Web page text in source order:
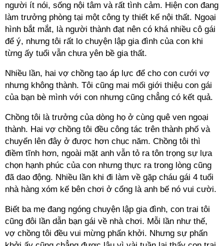
người ít nói, sống nội tâm và rất tình cảm. Hiện con đang
làm trưởng phòng tại một công ty thiết kế nội thất. Ngoại
hình bắt mắt, là người thành đạt nên có khá nhiều cô gái
để ý, nhưng tôi rất lo chuyện lập gia đình của con khi
từng ấy tuổi vẫn chưa yên bề gia thất.
Nhiều lần, hai vợ chồng tạo áp lực để cho con cưới vợ
nhưng không thành. Tôi cũng mai mối giới thiệu con gái
của bạn bè mình với con nhưng cũng chẳng có kết quả.
Chồng tôi là trưởng của dòng họ ở cùng quê ven ngoại
thành. Hai vợ chồng tôi đều công tác trên thành phố và
chuyển lên đây ở được hơn chục năm. Chồng tôi thì
điềm tĩnh hơn, ngoài mặt anh vẫn tỏ ra tôn trọng sự lựa
chọn hạnh phúc của con nhưng thực ra trong lòng cũng
đã dao động. Nhiều lần khi đi làm về gặp cháu gái 4 tuổi
nhà hàng xóm kế bên chơi ở cổng là anh bế nó vui cười.
Biết ba mẹ đang ngóng chuyện lập gia đình, con trai tôi
cũng đôi lần dẫn bạn gái về nhà chơi. Mỗi lần như thế,
vợ chồng tôi đều vui mừng phấn khởi. Nhưng sự phấn